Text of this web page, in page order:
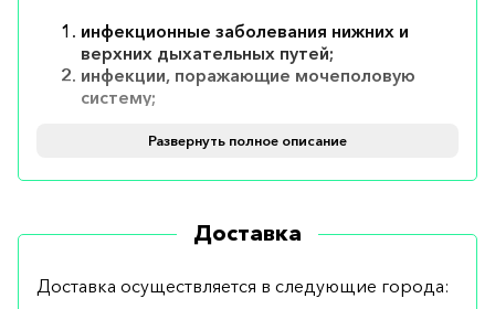
инфекционные заболевания нижних и
верхних дыхательных путей;
инфекции, поражающие мочеполовую
систему;
остеомиелит.
Противопоказания
Основные ограничения:
Развернуть полное описание
Доставка
Доставка осуществляется в следующие города: